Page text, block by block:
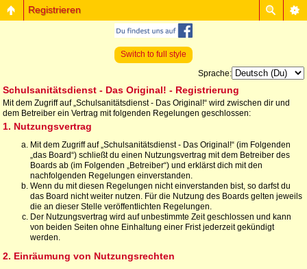
Registrieren
Switch to full style
Sprache:
Schulsanitätsdienst - Das Original! - Registrierung
Mit dem Zugriff auf „Schulsanitätsdienst - Das Original!“ wird zwischen dir und
dem Betreiber ein Vertrag mit folgenden Regelungen geschlossen:
1. Nutzungsvertrag
Mit dem Zugriff auf „Schulsanitätsdienst - Das Original!“ (im Folgenden
„das Board“) schließt du einen Nutzungsvertrag mit dem Betreiber des
Boards ab (im Folgenden „Betreiber“) und erklärst dich mit den
nachfolgenden Regelungen einverstanden.
Wenn du mit diesen Regelungen nicht einverstanden bist, so darfst du
das Board nicht weiter nutzen. Für die Nutzung des Boards gelten jeweils
die an dieser Stelle veröffentlichten Regelungen.
Der Nutzungsvertrag wird auf unbestimmte Zeit geschlossen und kann
von beiden Seiten ohne Einhaltung einer Frist jederzeit gekündigt
werden.
2. Einräumung von Nutzungsrechten